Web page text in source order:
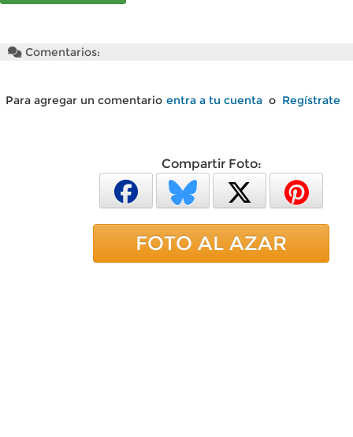
Comentarios:
Para agregar un comentario entra a tu cuenta o Regístrate
Compartir Foto:
FOTO AL AZAR